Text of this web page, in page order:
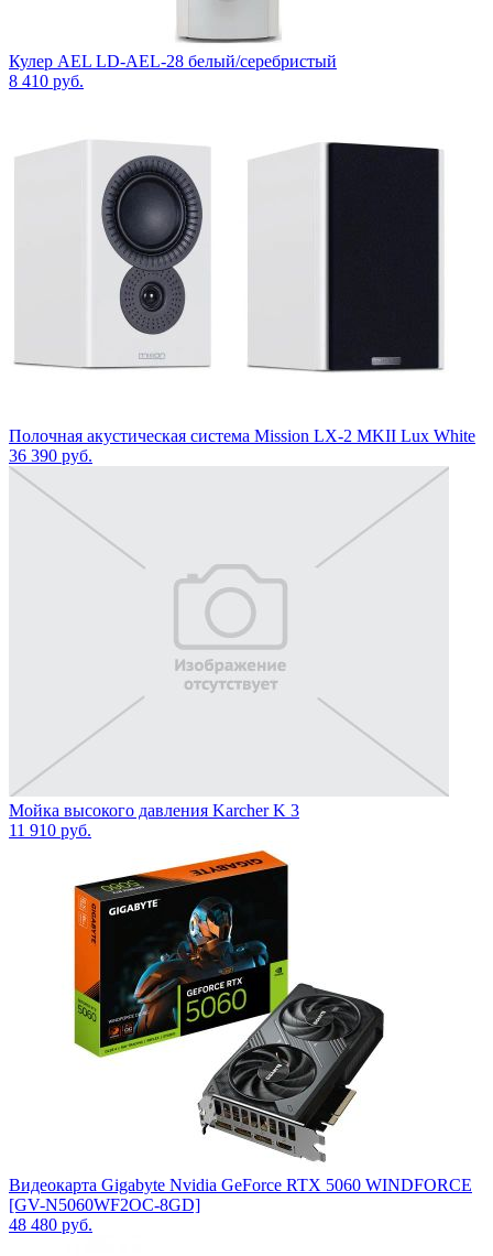
Кулер AEL LD-AEL-28 белый/серебристый
8 410 руб.
Полочная акустическая система Mission LX-2 MKII Lux White
36 390 руб.
Мойка высокого давления Karcher K 3
11 910 руб.
Видеокарта Gigabyte Nvidia GeForce RTX 5060 WINDFORCE
[GV-N5060WF2OC-8GD]
48 480 руб.